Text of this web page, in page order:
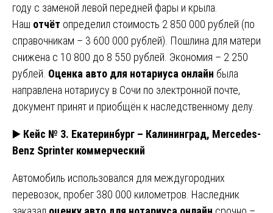
году с заменой левой передней фары и крыла.
Наш отчёт определил стоимость 2 850 000 рублей (по
справочникам – 3 600 000 рублей). Пошлина для матери
снижена с 10 800 до 8 550 рублей. Экономия – 2 250
рублей. Оценка авто для нотариуса онлайн была
направлена нотариусу в Сочи по электронной почте,
документ принят и приобщён к наследственному делу.
▶️ Кейс № 3. Екатеринбург – Калининград, Mercedes-
Benz Sprinter коммерческий
Автомобиль использовался для междугородних
перевозок, пробег 380 000 километров. Наследник